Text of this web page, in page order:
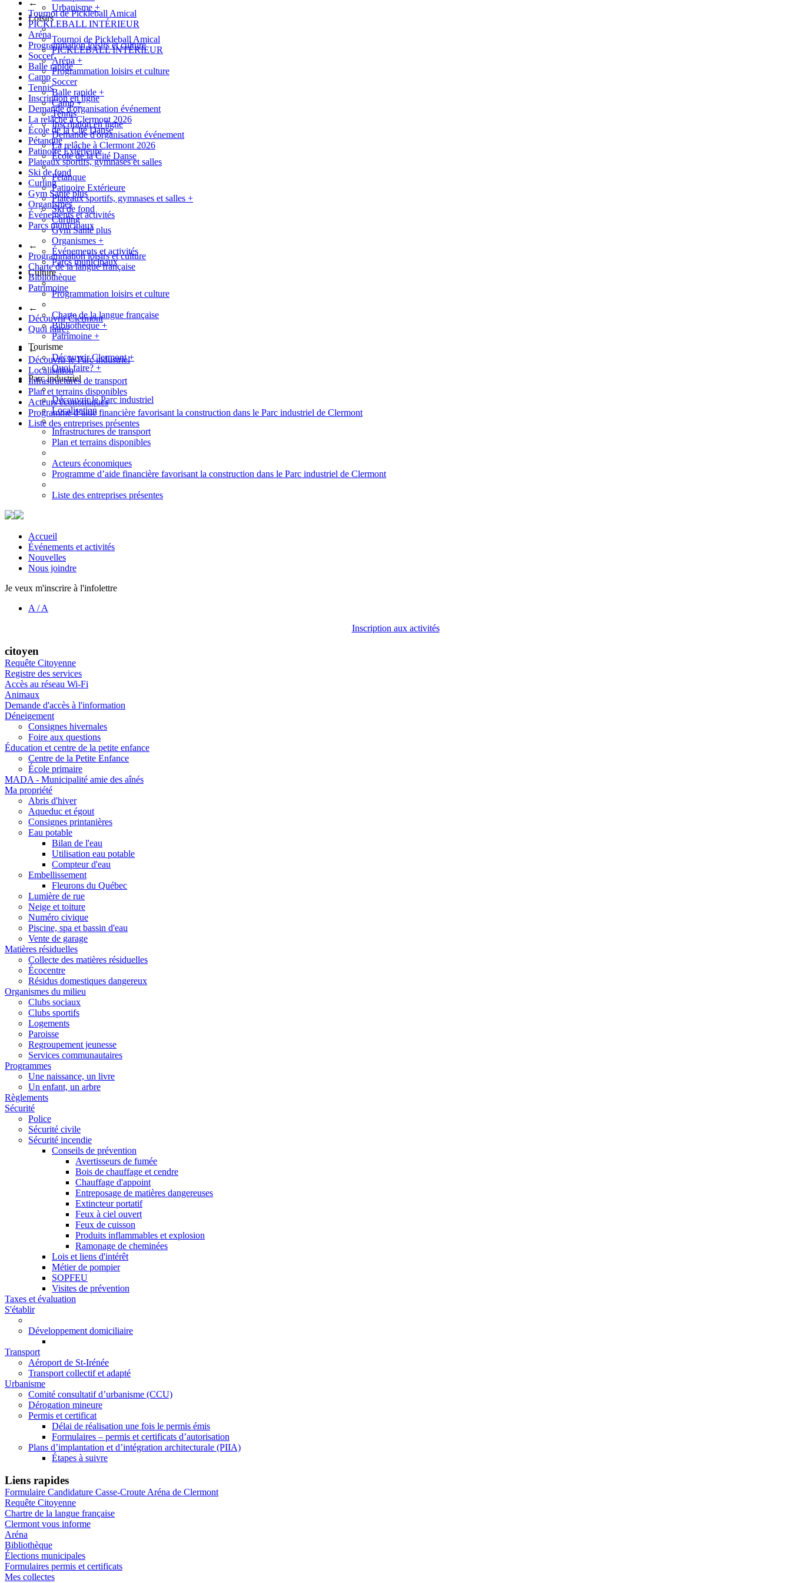
←
Tournoi de Pickleball Amical
PICKLEBALL INTÉRIEUR
Aréna
Programmation loisirs et culture
Soccer
Balle rapide
Camp
Tennis
Inscription en ligne
Demande d'organisation événement
La relâche à Clermont 2026
École de la Cité Danse
Pétanque
Patinoire Extérieure
Plateaux sportifs, gymnases et salles
Ski de fond
Curling
Gym Santé plus
Organismes
Événements et activités
Parcs municipaux
←
Programmation loisirs et culture
Charte de la langue française
Bibliothèque
Patrimoine
←
Découvrir Clermont
Quoi faire?
←
Découvrir le Parc industriel
Localisation
Infrastructures de transport
Plan et terrains disponibles
Acteurs économiques
Programme d’aide financière favorisant la construction dans le Parc industriel de Clermont
Liste des entreprises présentes
Urbanisme +
Loisirs
Tournoi de Pickleball Amical
PICKLEBALL INTÉRIEUR
Aréna +
Programmation loisirs et culture
Soccer
Balle rapide +
Camp+
Tennis
Inscription en ligne
Demande d'organisation événement
La relâche à Clermont 2026
École de la Cité Danse
Pétanque
Patinoire Extérieure
Plateaux sportifs, gymnases et salles +
Ski de fond
Curling
Gym Santé plus
Organismes +
Événements et activités
Parcs municipaux
Culture
Programmation loisirs et culture
Charte de la langue française
Bibliothèque+
Patrimoine +
Tourisme
Découvrir Clermont+
Quoi faire? +
Parc industriel
Découvrir le Parc industriel
Localisation
Infrastructures de transport
Plan et terrains disponibles
Acteurs économiques
Programme d’aide financière favorisant la construction dans le Parc industriel de Clermont
Liste des entreprises présentes
Accueil
Événements et activités
Nouvelles
Nous joindre
Je veux m'inscrire à l'infolettre
A /A
Inscription aux activités
citoyen
Requête Citoyenne
Registre des services
Accès au réseau Wi-Fi
Animaux
Demande d'accès à l'information
Déneigement
Consignes hivernales
Foire aux questions
Éducation et centre de la petite enfance
Centre de la Petite Enfance
École primaire
MADA - Municipalité amie des aînés
Ma propriété
Abris d'hiver
Aqueduc et égout
Consignes printanières
Eau potable
Bilan de l'eau
Utilisation eau potable
Compteur d'eau
Embellissement
Fleurons du Québec
Lumière de rue
Neige et toiture
Numéro civique
Piscine, spa et bassin d'eau
Vente de garage
Matières résiduelles
Collecte des matières résiduelles
Écocentre
Résidus domestiques dangereux
Organismes du milieu
Clubs sociaux
Clubs sportifs
Logements
Paroisse
Regroupement jeunesse
Services communautaires
Programmes
Une naissance, un livre
Un enfant, un arbre
Règlements
Sécurité
Police
Sécurité civile
Sécurité incendie
Conseils de prévention
Avertisseurs de fumée
Bois de chauffage et cendre
Chauffage d'appoint
Entreposage de matières dangereuses
Extincteur portatif
Feux à ciel ouvert
Feux de cuisson
Produits inflammables et explosion
Ramonage de cheminées
Lois et liens d'intérêt
Métier de pompier
SOPFEU
Visites de prévention
Taxes et évaluation
S'établir
Développement domiciliaire
Transport
Aéroport de St-Irénée
Transport collectif et adapté
Urbanisme
Comité consultatif d’urbanisme (CCU)
Dérogation mineure
Permis et certificat
Délai de réalisation une fois le permis émis
Formulaires – permis et certificats d’autorisation
Plans d’implantation et d’intégration architecturale (PIIA)
Étapes à suivre
Liens rapides
Formulaire Candidature Casse-Croute Aréna de Clermont
Requête Citoyenne
Chartre de la langue française
Clermont vous informe
Aréna
Bibliothèque
Élections municipales
Formulaires permis et certificats
Mes collectes